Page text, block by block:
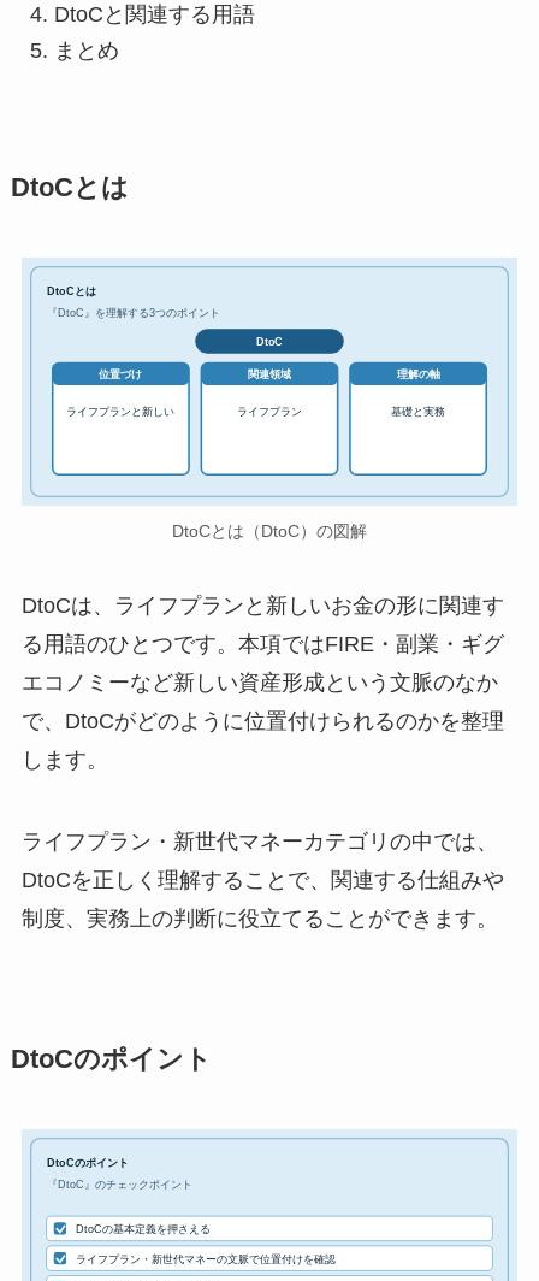
DtoCと関連する用語
まとめ
DtoCとは
DtoCとは
『DtoC』を理解する3つのポイント
DtoC
位置づけ
ライフプランと新しい
関連領域
ライフプラン
理解の軸
基礎と実務
DtoCとは（DtoC）の図解
DtoCは、ライフプランと新しいお金の形に関連す
る用語のひとつです。本項ではFIRE・副業・ギグ
エコノミーなど新しい資産形成という文脈のなか
で、DtoCがどのように位置付けられるのかを整理
します。
ライフプラン・新世代マネーカテゴリの中では、
DtoCを正しく理解することで、関連する仕組みや
制度、実務上の判断に役立てることができます。
DtoCのポイント
DtoCのポイント
『DtoC』のチェックポイント
DtoCの基本定義を押さえる
ライフプラン・新世代マネーの文脈で位置付けを確認